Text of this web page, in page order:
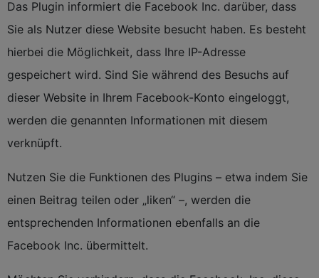
Das Plugin informiert die Facebook Inc. darüber, dass
Sie als Nutzer diese Website besucht haben. Es besteht
hierbei die Möglichkeit, dass Ihre IP-Adresse
gespeichert wird. Sind Sie während des Besuchs auf
dieser Website in Ihrem Facebook-Konto eingeloggt,
werden die genannten Informationen mit diesem
verknüpft.
Nutzen Sie die Funktionen des Plugins – etwa indem Sie
einen Beitrag teilen oder „liken“ –, werden die
entsprechenden Informationen ebenfalls an die
Facebook Inc. übermittelt.